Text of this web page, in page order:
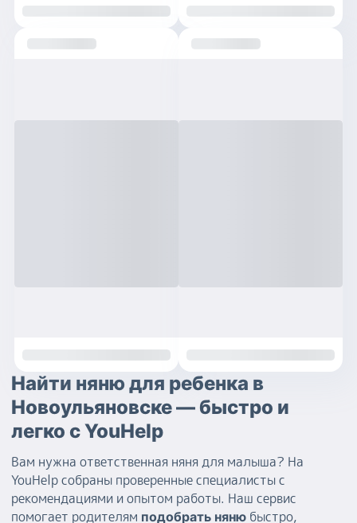
Найти няню для ребенка в
Новоульяновске — быстро и
легко с YouHelp
Вам нужна ответственная няня для малыша? На
YouHelp собраны проверенные специалисты с
рекомендациями и опытом работы. Наш сервис
помогает родителям подобрать няню быстро,